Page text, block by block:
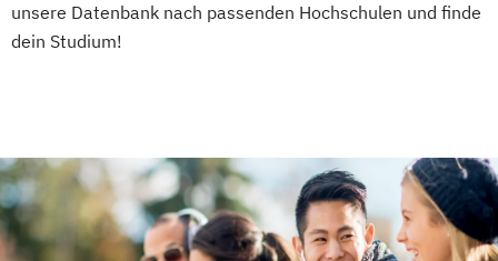
Wirtschaftskriminalität & Cyber Crime
unsere Datenbank nach passenden Hochschulen und finde
dein Studium!